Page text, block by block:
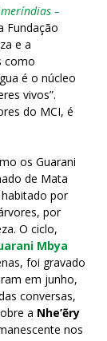
–
Fundação
e a
como
é o núcleo
vivos”.
do MCI, é
os Guarani
de Mata
por
por
O ciclo,
Mbya
foi gravado
em junho,
conversas,
a Nhe’ẽry
nos